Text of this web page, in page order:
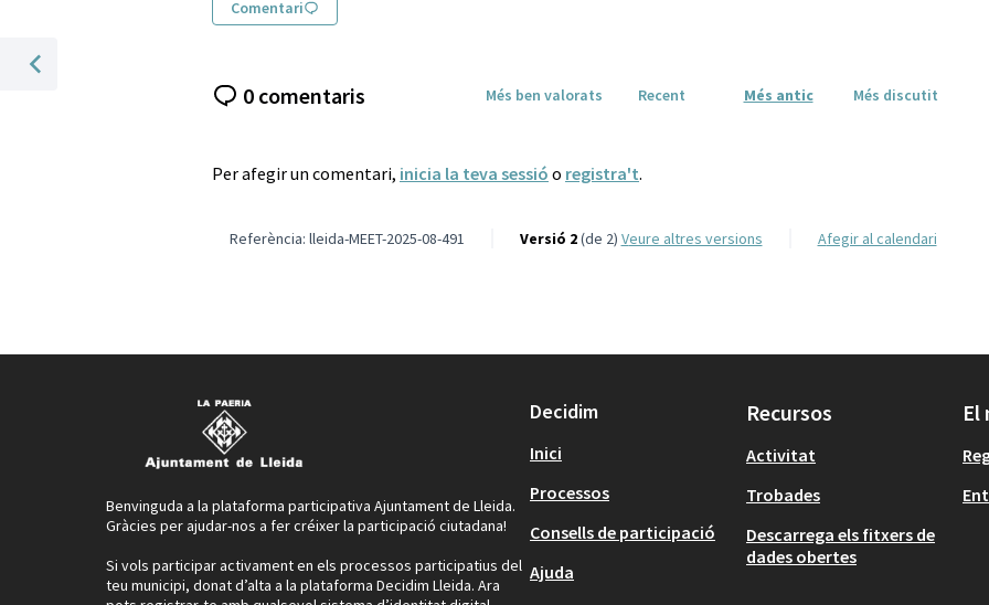
Comentari
0 comentaris Més ben valorats Recent Més antic Més discutit
Per afegir un comentari, inicia la teva sessió o registra't.
Referència: lleida-MEET-2025-08-491 Versió 2(de 2) veure altres versions Afegir al calendari
Benvinguda a la plataforma participativa Ajuntament de Lleida.
Gràcies per ajudar-nos a fer créixer la participació ciutadana!
Si vols participar activament en els processos participatius del
teu municipi, donat d’alta a la plataforma Decidim Lleida. Ara
Decidim
Inici
Processos
Consells de participació
Ajuda
Recursos
Activitat
Trobades
Descarrega els fitxers de
dades obertes
El